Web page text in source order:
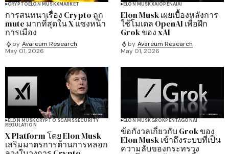
CRYPTOELON MUSKXMARKET
การสนทนาเรื่อง Crypto ถูก
mute มากที่สุดใน X แซงหน้า
การเมือง
by Avareum Research
May 01, 2026
ELON MUSKXAIOPENAIAI
Elon Musk เผยเบื้องหลังการ
ใช้โมเดล OpenAI เพื่อฝึก
Grok ของ xAI
by Avareum Research
May 01, 2026
ELON MUSKCRYPTO SCAMSSECURITY
REGULATION
X Platform โดย Elon Musk
เสริมมาตรการต้านการหลอก
ELON MUSKGROKPENTAGONAI
ข้อกังวลเกี่ยวกับ Grok ของ
Elon Musk เข้าถึงระบบที่เป็น
ความลับของกระทรวง